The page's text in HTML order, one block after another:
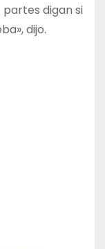
partes digan si
dijo.